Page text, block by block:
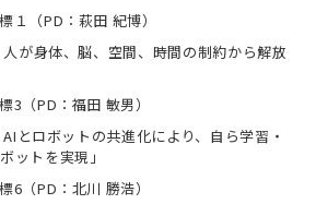
（PD：萩田 紀博）
身体、脳、空間、時間の制約から解放
（PD：福田 敏男）
ロボットの共進化により、自ら学習・
ットを実現」
（PD：北川 勝浩）